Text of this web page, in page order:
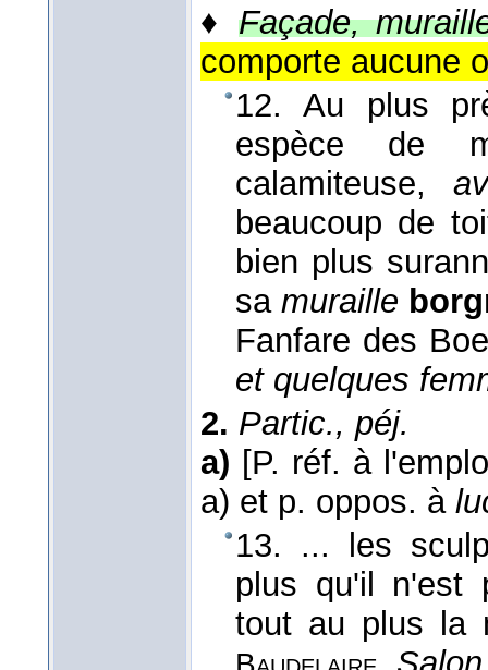
♦ Façade,
comporte aucune
12. Au plus
espèce de
calamiteuse,
beaucoup de
bien plus
samuraille
Fanfare des
et quelques
2. Partic., péj.
a) [P. réf. à
a) et p. oppos. à
13. ... les
plus qu'il n'est
tout au plus la